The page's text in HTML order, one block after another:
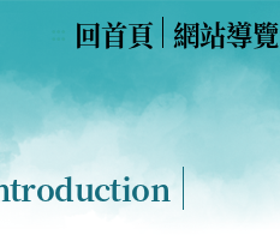
回首頁 網站導覽